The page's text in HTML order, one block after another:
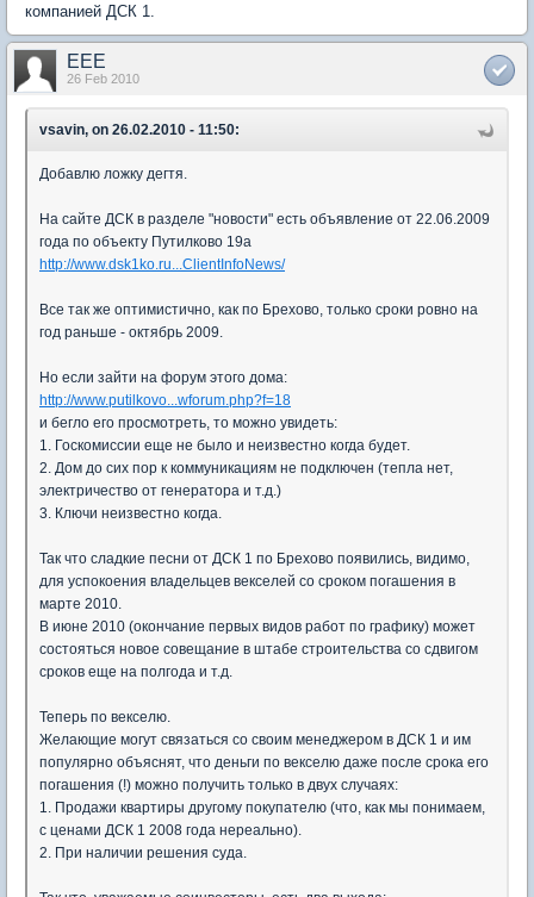
компанией ДСК 1.
EEE
26 Feb 2010
vsavin, on 26.02.2010 - 11:50:
Добавлю ложку дегтя.
На сайте ДСК в разделе "новости" есть объявление от 22.06.2009
года по объекту Путилково 19а
http://www.dsk1ko.ru...ClientInfoNews/
Все так же оптимистично, как по Брехово, только сроки ровно на
год раньше - октябрь 2009.
Но если зайти на форум этого дома:
http://www.putilkovo...wforum.php?f=18
и бегло его просмотреть, то можно увидеть:
1. Госкомиссии еще не было и неизвестно когда будет.
2. Дом до сих пор к коммуникациям не подключен (тепла нет,
электричество от генератора и т.д.)
3. Ключи неизвестно когда.
Так что сладкие песни от ДСК 1 по Брехово появились, видимо,
для успокоения владельцев векселей со сроком погашения в
марте 2010.
В июне 2010 (окончание первых видов работ по графику) может
состояться новое совещание в штабе строительства со сдвигом
сроков еще на полгода и т.д.
Теперь по векселю.
Желающие могут связаться со своим менеджером в ДСК 1 и им
популярно объяснят, что деньги по векселю даже после срока его
погашения (!) можно получить только в двух случаях:
1. Продажи квартиры другому покупателю (что, как мы понимаем,
с ценами ДСК 1 2008 года нереально).
2. При наличии решения суда.